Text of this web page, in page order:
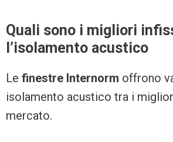
Quali sono i migliori
l’isolamento acustico
Le finestre Internorm offrono
isolamento acustico tra i
mercato.